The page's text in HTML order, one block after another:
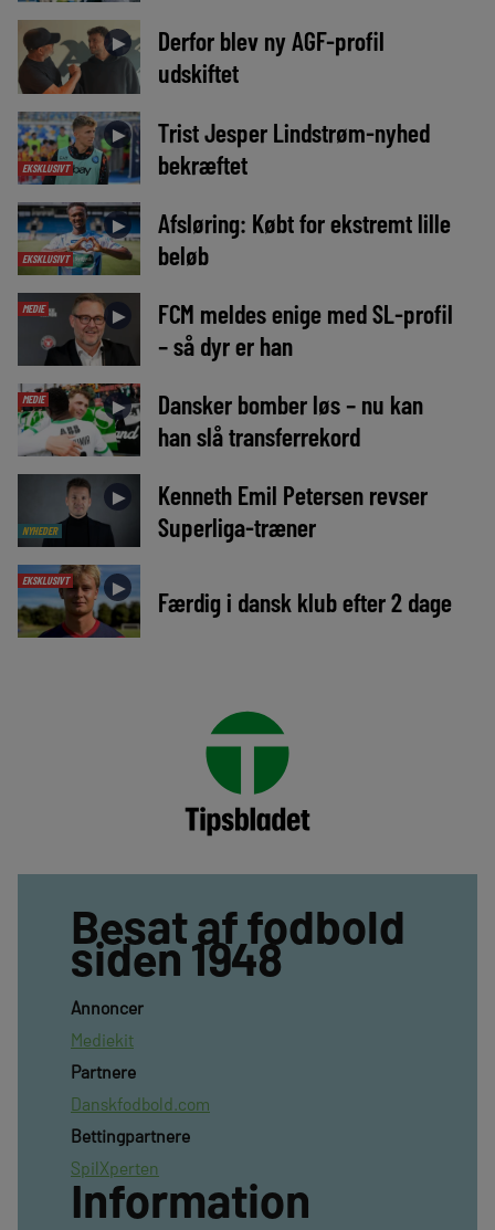
►
Derfor blev ny AGF-profil
udskiftet
EKSKLUSIVT
►
Trist Jesper Lindstrøm-nyhed
bekræftet
EKSKLUSIVT
►
Afsløring: Købt for ekstremt lille
beløb
MEDIE ►
FCM meldes enige med SL-profil
– så dyr er han
MEDIE ►
Dansker bomber løs – nu kan
han slå transferrekord
NYHEDER
►
Kenneth Emil Petersen revser
Superliga-træner
EKSKLUSIVT ► Færdig i dansk klub efter 2 dage
Besat af fodbold
siden 1948
Annoncer
Mediekit
Partnere
Danskfodbold.com
Bettingpartnere
SpilXperten
Information